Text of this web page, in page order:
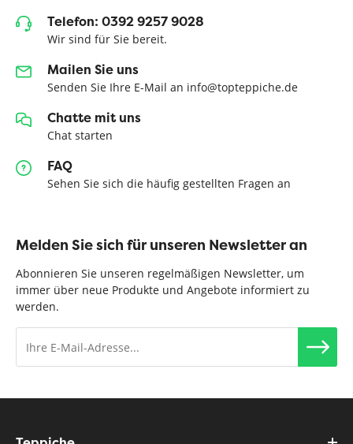
Telefon: 0392 9257 9028
Wir sind für Sie bereit.
Mailen Sie uns
Senden Sie Ihre E-Mail an info@topteppiche.de
Chatte mit uns
Chat starten
FAQ
Sehen Sie sich die häufig gestellten Fragen an
Melden Sie sich für unseren Newsletter an
Abonnieren Sie unseren regelmäßigen Newsletter, um
immer über neue Produkte und Angebote informiert zu
werden.